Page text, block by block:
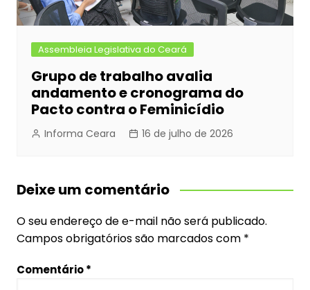
Assembleia Legislativa do Ceará
Grupo de trabalho avalia
andamento e cronograma do
Pacto contra o Feminicídio
Informa Ceara 16 de julho de 2026
Deixe um comentário
O seu endereço de e-mail não será publicado.
Campos obrigatórios são marcados com *
Comentário*